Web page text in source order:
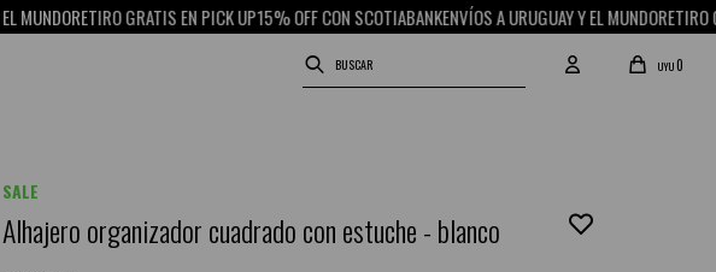
RETIRO GRATIS EN PICK UP15% OFF CON SCOTIABANKENVÍOS A URUGUAY Y EL MUNDORETIRO GRATIS
UYU0
SALE
Alhajero organizador cuadrado con estuche - blanco